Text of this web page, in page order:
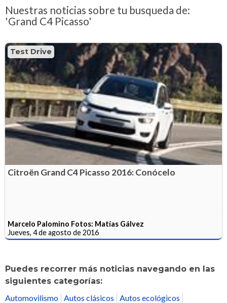
Nuestras noticias sobre tu busqueda de:
'Grand C4 Picasso'
Test Drive
Citroën Grand C4 Picasso 2016: Conócelo
Marcelo Palomino Fotos: Matías Gálvez
Jueves, 4 de agosto de 2016
Puedes recorrer más noticias navegando en las
siguientes categorías:
Automovilismo Autos clásicos
Autos ecológicos